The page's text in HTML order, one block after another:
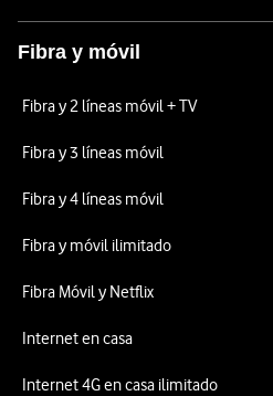
Fibra y móvil
Fibra y 2 líneas móvil + TV
Fibra y 3 líneas móvil
Fibra y 4 líneas móvil
Fibra y móvil ilimitado
Fibra Móvil y Netflix
Internet en casa
Internet 4G en casa ilimitado